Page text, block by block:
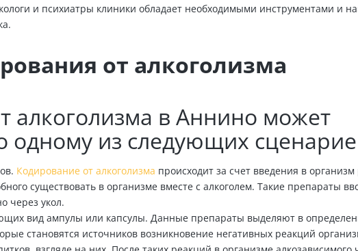
и психиатры клиники обладает необходимыми инструментами и
от алкоголизма
алкоголизма в Аннино может
одному из следующих
Кодирование от алкоголизма происходит за счет введения в организм
существовать в организме вместе с алкоголем. Такие препараты
через укол.
вид ампулы или капсулы. Данные препараты выделяют в
становятся источников возникновение негативных реакций